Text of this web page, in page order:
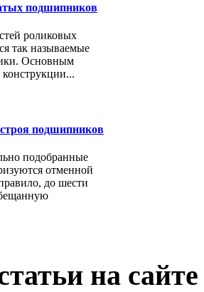
подшипников
роликовых
так называемые
Основным
подшипников
подобранные
отменной
до шести
на сайте